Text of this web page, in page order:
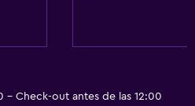
- Check-out antes de las 12:00